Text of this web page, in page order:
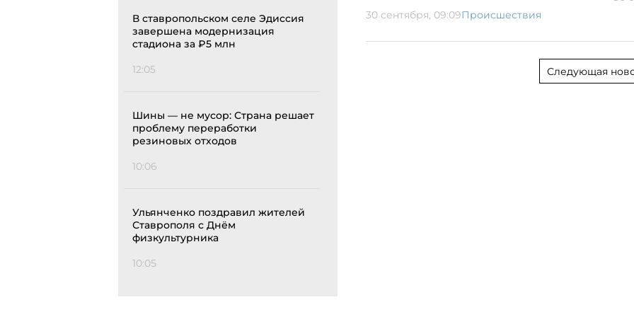
В ставропольском селе Эдиссия
завершена модернизация
стадиона за ₽5 млн
12:05
Шины — не мусор: Страна решает
проблему переработки
резиновых отходов
10:06
Ульянченко поздравил жителей
Ставрополя с Днём
физкультурника
10:05
30 сентября, 09:09Происшествия
Следующая